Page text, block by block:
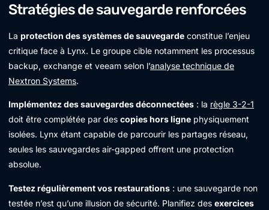
Stratégies de sauvegarde renforcées
La protection des systèmes de sauvegarde constitue l’enjeu
critique face à Lynx. Le groupe cible notamment les processus
backup, exchange et veeam selon l’analyse technique de
Nextron Systems.
Implémentez des sauvegardes déconnectées : la règle 3-2-1
doit être complétée par des copies hors ligne physiquement
isolées. Lynx étant capable de parcourir les partages réseau,
seules les sauvegardes air-gapped offrent une protection
absolue.
Testez régulièrement vos restaurations : une sauvegarde non
testée n’est qu’une illusion de sécurité. Planifiez des exercices